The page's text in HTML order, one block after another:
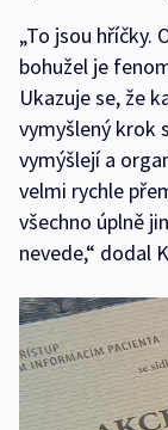
„To jsou hříčky.
bohužel je
Ukazuje se, že
vymyšlený krok
vymýšlejí a
velmi rychle
všechno úplně
nevede,“ dodal